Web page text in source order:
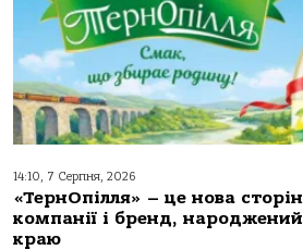
14:10, 7 Серпня, 2026
«ТернОпілля» – це нова
компанії і бренд, народжений
краю